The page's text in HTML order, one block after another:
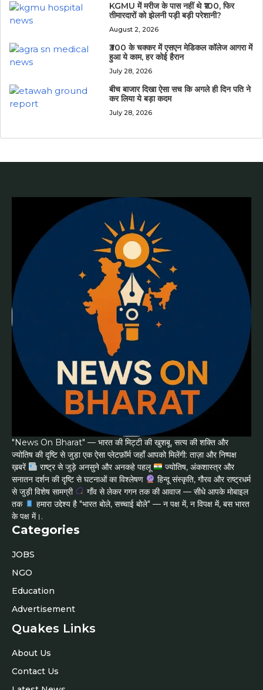
KGMU में मरीज के पास नहीं थे ₹100, फिर
तीमारदारों को झेलनी पड़ी बड़ी परेशानी?
August 2, 2026
₹300 के चक्कर में एसएन मेडिकल कॉलेज आगरा में
हुआ ये काम, हर कोई हैरान
July 28, 2026
बीच बाजार दिखा ऐसा सच कि अगले ही दिन पति ने
कर लिया ये बड़ा कदम
July 28, 2026
"News On Bharat" — भारत की मिट्टी की खुशबू, सत्य की शक्ति और
ज्योतिष की दृष्टि से जुड़ा एक ऐसा प्लेटफ़ॉर्म जहाँ आपको मिलेंगी: ताज़ा और निष्पक्ष
ख़बरें
राष्ट्र से जुड़े अनसुने और अनकहे पहलू
ज्योतिष, अंकशास्त्र और
सनातन दर्शन की दृष्टि से घटनाओं का विश्लेषण
हिन्दू संस्कृति, गौरव और राष्ट्रधर्म
से जुड़ी विशेष सामग्री
गाँव से लेकर गगन तक की आवाज — सीधे आपके मोबाइल
तक
हमारा उद्देश्य है "भारत बोले, सच्चाई बोले" — न पक्ष में, न विपक्ष में, बस भारत
के पक्ष में।.
Categories
JOBS
NGO
Education
Advertisement
Quakes Links
About Us
Contact Us